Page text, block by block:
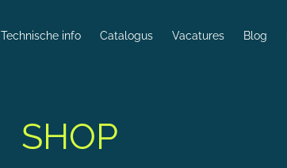
Technische info Catalogus Vacatures Blog
SHOP